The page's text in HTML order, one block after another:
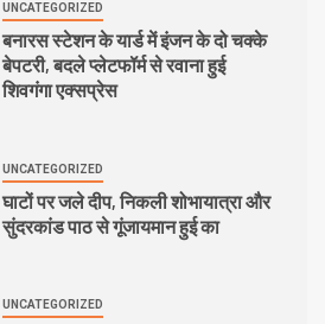
UNCATEGORIZED
बनारस स्टेशन के यार्ड में इंजन के दो चक्के
बेपटरी, बदले प्लेटफॉर्म से रवाना हुई
शिवगंगा एक्सप्रेस
UNCATEGORIZED
घाटों पर जले दीप, निकली शोभायात्रा और
सुंदरकांड पाठ से गूंजायमान हुई का
UNCATEGORIZED